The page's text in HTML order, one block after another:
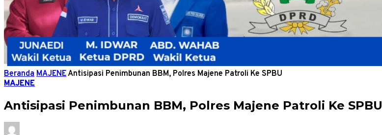
Beranda MAJENEAntisipasi Penimbunan BBM, Polres Majene Patroli Ke SPBU
MAJENE
Antisipasi Penimbunan BBM, Polres Majene Patroli Ke SPBU